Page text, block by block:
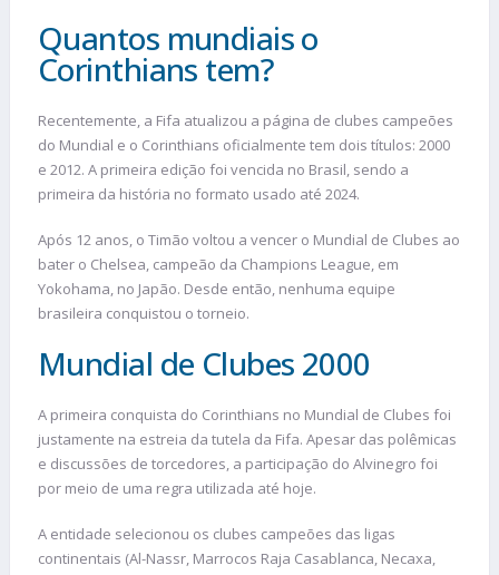
Quantos mundiais o
Corinthians tem?
Recentemente, a Fifa atualizou a página de clubes campeões
do Mundial e o Corinthians oficialmente tem dois títulos: 2000
e 2012. A primeira edição foi vencida no Brasil, sendo a
primeira da história no formato usado até 2024.
Após 12 anos, o Timão voltou a vencer o Mundial de Clubes ao
bater o Chelsea, campeão da Champions League, em
Yokohama, no Japão. Desde então, nenhuma equipe
brasileira conquistou o torneio.
Mundial de Clubes 2000
A primeira conquista do Corinthians no Mundial de Clubes foi
justamente na estreia da tutela da Fifa. Apesar das polêmicas
e discussões de torcedores, a participação do Alvinegro foi
por meio de uma regra utilizada até hoje.
A entidade selecionou os clubes campeões das ligas
continentais (Al-Nassr, Marrocos Raja Casablanca, Necaxa,